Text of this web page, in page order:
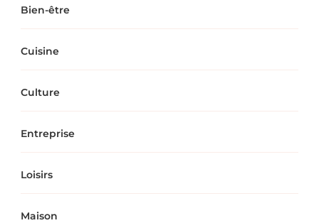
Bien-être
Cuisine
Culture
Entreprise
Loisirs
Maison